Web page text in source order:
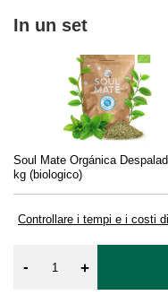
In un set
Soul Mate Orgánica
kg (biologico)
Controllare i tempi e i costi
- +